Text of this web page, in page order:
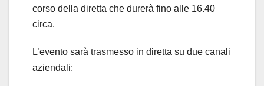
corso della diretta che durerà fino alle 16.40
circa.
L’evento sarà trasmesso in diretta su due canali
aziendali: